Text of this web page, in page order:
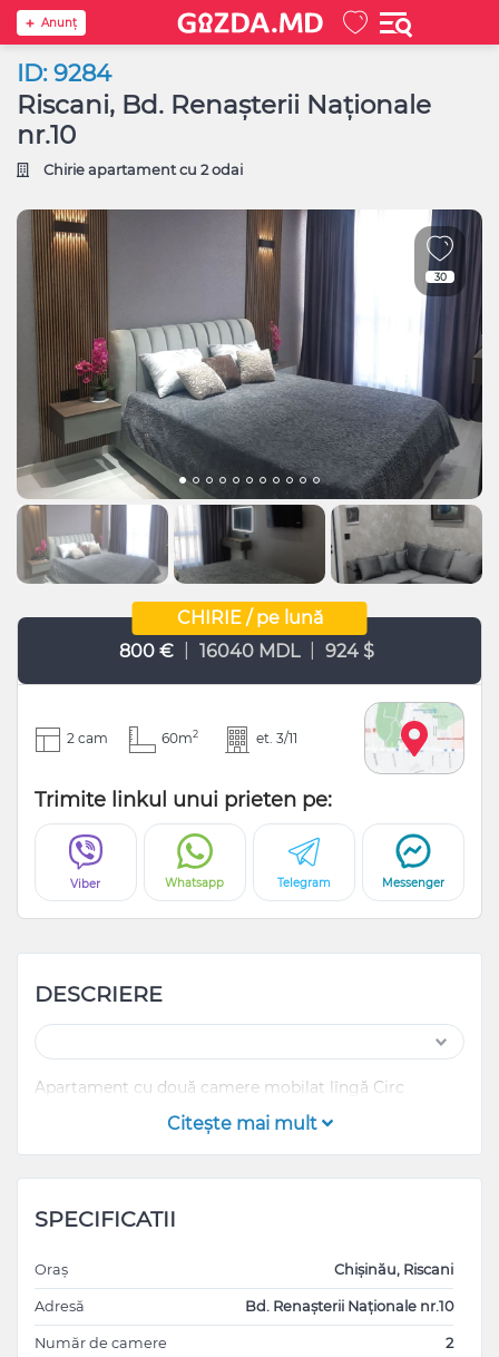
Anunţ
ID: 9284
Riscani, Bd. Renașterii Naționale
nr.10
Chirie apartament cu 2 odai
30
CHIRIE / pe lună
800 €
16040 MDL 924 $
2 cam 60m2 et. 3/11
Trimite linkul unui prieten pe:
Viber Whatsapp Telegram Messenger
DESCRIERE
Apartament cu două camere mobilat lîngă Circ
Citeşte mai mult
SPECIFICATII
Oraș Chișinău, Riscani
Adresă Bd. Renașterii Naționale nr.10
Număr de camere 2